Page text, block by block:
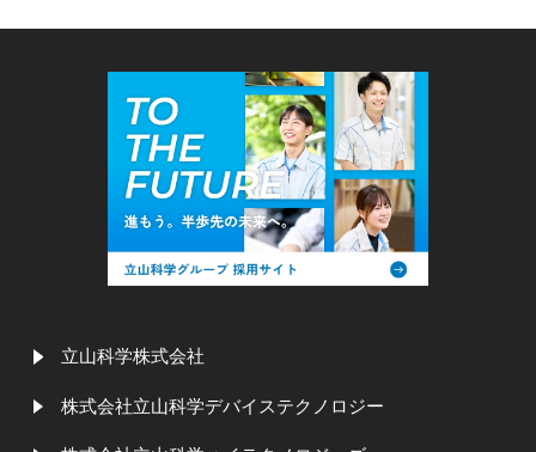
立山科学株式会社
株式会社立山科学デバイステクノロジー